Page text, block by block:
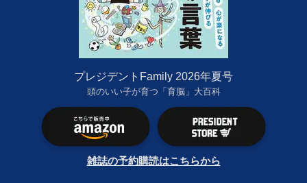
プレジデントFamily 2026年夏号
頭のいい子が育つ「育脳」大百科
雑誌の予約購読はこちらから